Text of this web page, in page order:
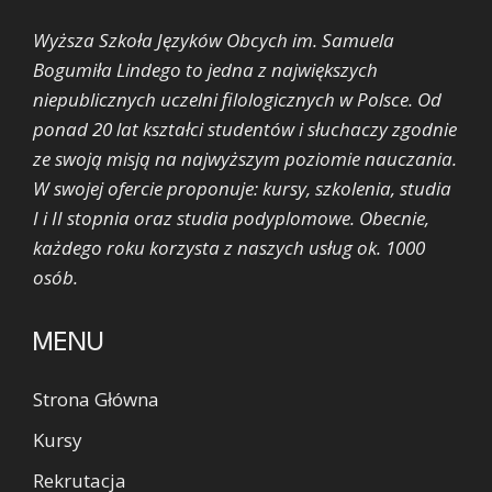
Wyższa Szkoła Języków Obcych im. Samuela
Bogumiła Lindego to jedna z największych
niepublicznych uczelni filologicznych w Polsce. Od
ponad 20 lat kształci studentów i słuchaczy zgodnie
ze swoją misją na najwyższym poziomie nauczania.
W swojej ofercie proponuje: kursy, szkolenia, studia
I i II stopnia oraz studia podyplomowe. Obecnie,
każdego roku korzysta z naszych usług ok. 1000
osób.
MENU
Strona Główna
Kursy
Rekrutacja